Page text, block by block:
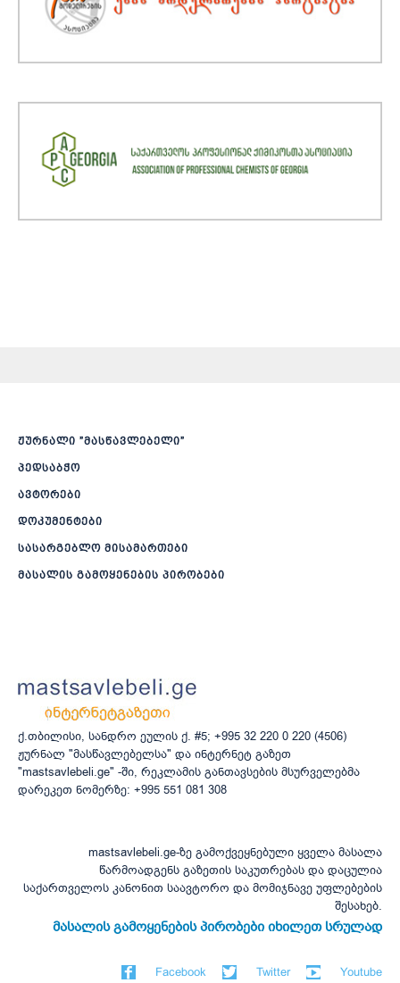
ჟურნალი ”მასწავლებელი”
პედსაბჭო
ავტორები
დოკუმენტები
სასარგებლო მისამართები
მასალის გამოყენების პირობები
ქ.თბილისი, სანდრო ეულის ქ. #5; +995 32 220 0 220 (4506)
ჟურნალ "მასწავლებელსა" და ინტერნეტ გაზეთ
"mastsavlebeli.ge" -ში, რეკლამის განთავსების მსურველებმა
დარეკეთ ნომერზე: +995 551 081 308
mastsavlebeli.ge-ზე გამოქვეყნებული ყველა მასალა
წარმოადგენს გაზეთის საკუთრებას და დაცულია
საქართველოს კანონით საავტორო და მომიჯნავე უფლებების
შესახებ.
მასალის გამოყენების პირობები იხილეთ სრულად
Facebook Twitter Youtube